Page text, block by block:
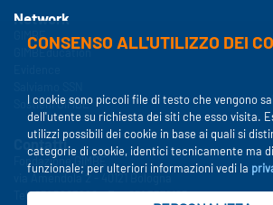
Network
GIMBE
GIMBEducation
Sostieni GIMBE
Contatti
Fondazione GIMBE
via Amendola 2 - 40121 Bologna
Tel. 051 5883920 - Fax 051 3372195
CONSENSO ALL'UTILIZZO DEI
I cookie sono piccoli file di testo che vengono
dell'utente su richiesta dei siti che esso visita.
utilizzi possibili dei cookie in base ai quali si
categorie di cookie, identici tecnicamente ma
funzionale; per ulteriori informazioni vedi la